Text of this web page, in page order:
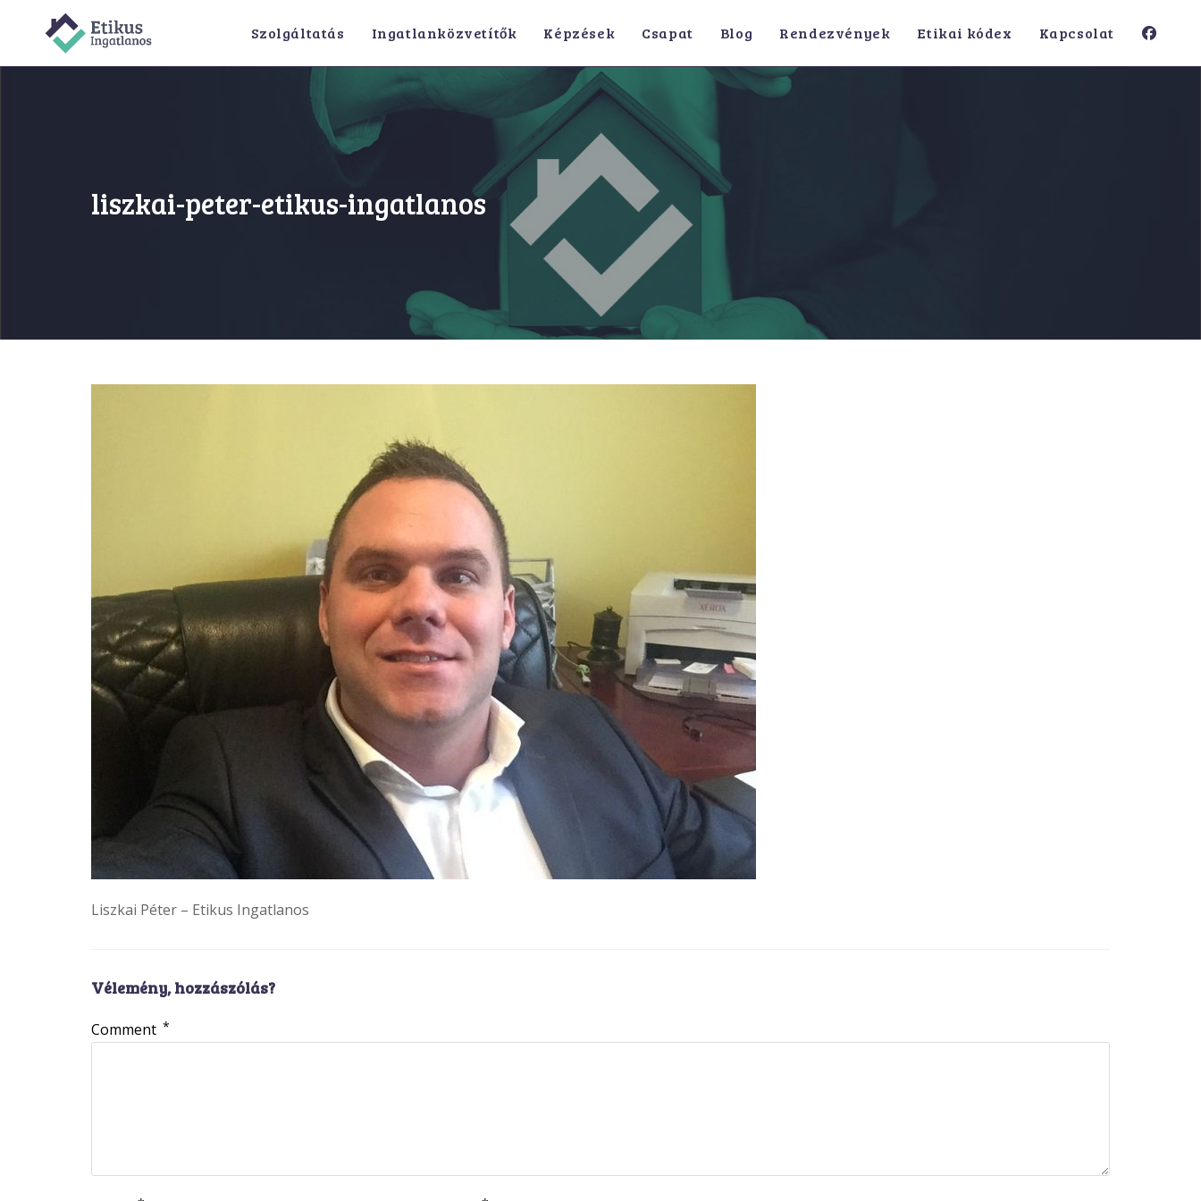
Szolgáltatás Ingatlanközvetítők Képzések Csapat Blog Rendezvények Etikai kódex Kapcsolat
liszkai-peter-etikus-ingatlanos
Liszkai Péter – Etikus Ingatlanos
Vélemény, hozzászólás?
Comment *